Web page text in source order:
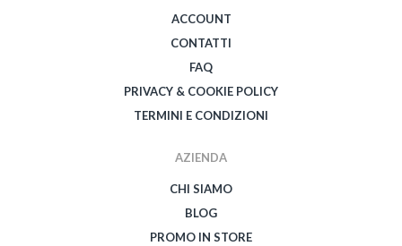
ACCOUNT
CONTATTI
FAQ
PRIVACY & COOKIE POLICY
TERMINI E CONDIZIONI
AZIENDA
CHI SIAMO
BLOG
PROMO IN STORE